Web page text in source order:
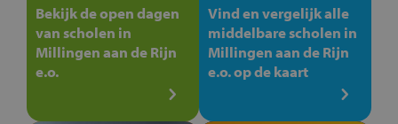
Bekijk de open dagen
van scholen in
Millingen aan de Rijn
e.o.
Vind en vergelijk alle
middelbare scholen in
Millingen aan de Rijn
e.o. op de kaart